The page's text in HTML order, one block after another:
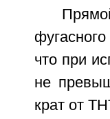
что при
не
крат от